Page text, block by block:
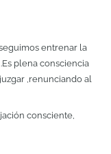
entrenar la
plena consciencia
,renunciando al
consciente,